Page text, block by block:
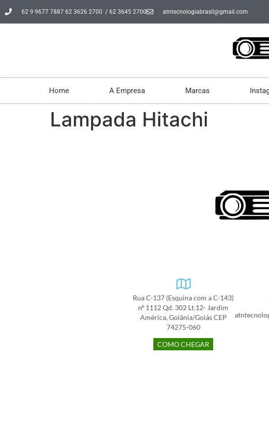
62 9 9677 7887 62 3626 2700 / 62 3645 2700 atntecnologiabrasil@gmail.com
Home A Empresa Marcas
Lampada Hitachi
Rua C-137 (Esquina com a C-143)
nº 1112 Qd. 302 Lt.12- Jardim
América, Goiânia/Goiás CEP
74275-060
COMO CHEGAR